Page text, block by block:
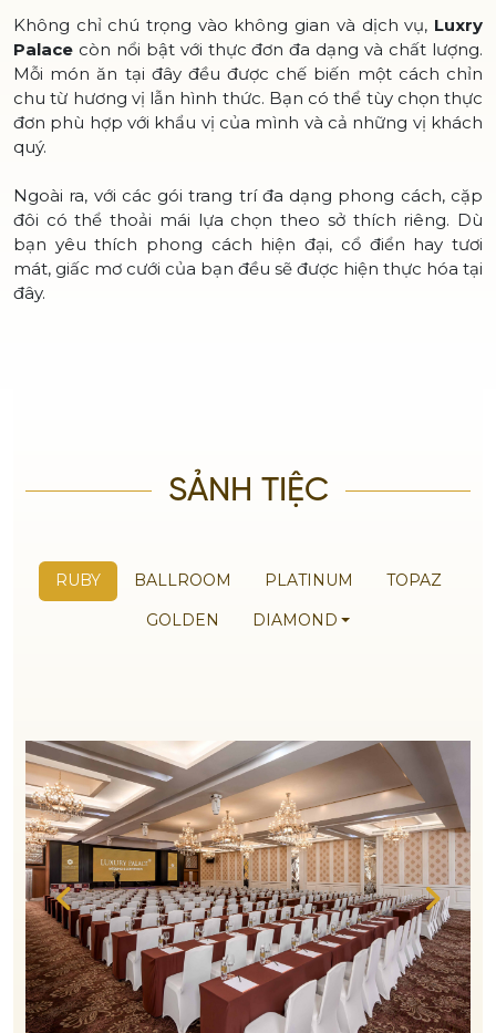
Không chỉ chú trọng vào không gian và dịch vụ, Luxry
Palace còn nổi bật với thực đơn đa dạng và chất lượng.
Mỗi món ăn tại đây đều được chế biến một cách chỉn
chu từ hương vị lẫn hình thức. Bạn có thể tùy chọn thực
đơn phù hợp với khẩu vị của mình và cả những vị khách
quý.
Ngoài ra, với các gói trang trí đa dạng phong cách, cặp
đôi có thể thoải mái lựa chọn theo sở thích riêng. Dù
bạn yêu thích phong cách hiện đại, cổ điển hay tươi
mát, giấc mơ cưới của bạn đều sẽ được hiện thực hóa tại
đây.
SẢNH TIỆC
RUBY BALLROOM PLATINUM
TOPAZ
GOLDEN
DIAMOND
RUBY